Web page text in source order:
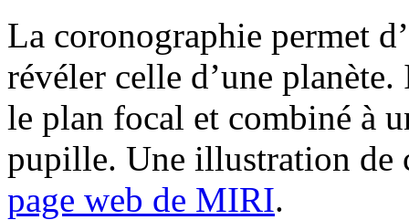
La coronographie permet
révéler celle d’une planète.
le plan focal et combiné à
pupille. Une illustration de
page web de MIRI.